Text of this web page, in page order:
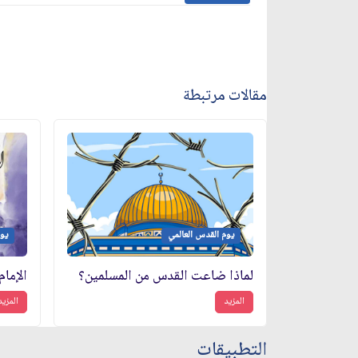
مقالات مرتبطة
يوم القدس العالمي
لماذا ضاعت القدس من المسلمين؟
المزيد
التطبيقات